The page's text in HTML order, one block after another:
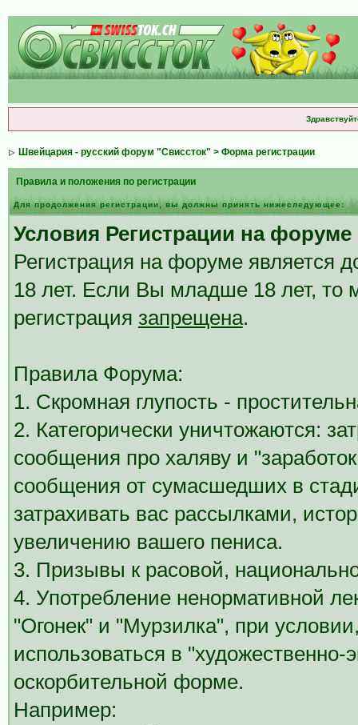
Швейцария - русский форум "Свиссток" > Форма регистрации
Правила и положения по регистрации
Для продолжения регистрации, вы должны принять нижеследующее:
Условия Регистрации на
Регистрация на форуме является
18 лет. Если Вы младше 18 лет,
регистрация запрещена.
Правила Форума:
1. Скромная глупость -
2. Категорически уничтожаются:
сообщения про халяву и
сообщения от сумасшедших в
затрахивать вас рассылками,
увеличению вашего пениса.
3. Призывы к расовой,
4. Употребление ненормативной
"Огонек" и "Мурзилка", при
использоваться в
оскорбительной форме.
Например: